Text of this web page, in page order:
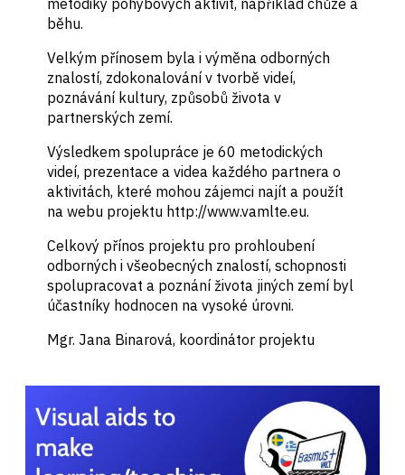
metodiky pohybových aktivit, například chůze a
běhu.
Velkým přínosem byla i výměna odborných
znalostí, zdokonalování v tvorbě videí,
poznávání kultury, způsobů života v
partnerských zemí.
Výsledkem spolupráce je 60 metodických
videí, prezentace a videa každého partnera o
aktivitách, které mohou zájemci najít a použít
na webu projektu http://www.vamlte.eu.
Celkový přínos projektu pro prohloubení
odborných i všeobecných znalostí, schopnosti
spolupracovat a poznání života jiných zemí byl
účastníky hodnocen na vysoké úrovni.
Mgr. Jana Binarová, koordinátor projektu